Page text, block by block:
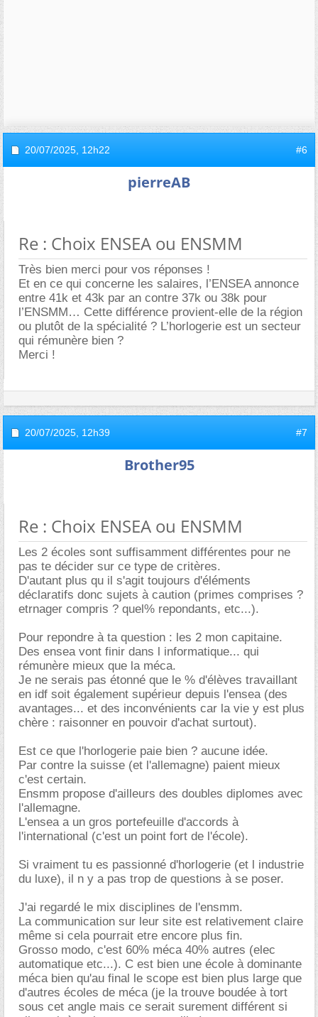
20/07/2025, 12h22 #6
pierreAB
Re : Choix ENSEA ou ENSMM
Très bien merci pour vos réponses !
Et en ce qui concerne les salaires, l’ENSEA annonce
entre 41k et 43k par an contre 37k ou 38k pour
l’ENSMM… Cette différence provient-elle de la région
ou plutôt de la spécialité ? L’horlogerie est un secteur
qui rémunère bien ?
Merci !
20/07/2025, 12h39 #7
Brother95
Re : Choix ENSEA ou ENSMM
Les 2 écoles sont suffisamment différentes pour ne
pas te décider sur ce type de critères.
D'autant plus qu il s'agit toujours d'éléments
déclaratifs donc sujets à caution (primes comprises ?
etrnager compris ? quel% repondants, etc...).
Pour repondre à ta question : les 2 mon capitaine.
Des ensea vont finir dans l informatique... qui
rémunère mieux que la méca.
Je ne serais pas étonné que le % d'élèves travaillant
en idf soit également supérieur depuis l'ensea (des
avantages... et des inconvénients car la vie y est plus
chère : raisonner en pouvoir d'achat surtout).
Est ce que l'horlogerie paie bien ? aucune idée.
Par contre la suisse (et l'allemagne) paient mieux
c'est certain.
Ensmm propose d'ailleurs des doubles diplomes avec
l'allemagne.
L'ensea a un gros portefeuille d'accords à
l'international (c'est un point fort de l'école).
Si vraiment tu es passionné d'horlogerie (et l industrie
du luxe), il n y a pas trop de questions à se poser.
J'ai regardé le mix disciplines de l'ensmm.
La communication sur leur site est relativement claire
même si cela pourrait etre encore plus fin.
Grosso modo, c'est 60% méca 40% autres (elec
automatique etc...). C est bien une école à dominante
méca bien qu'au final le scope est bien plus large que
d'autres écoles de méca (je la trouve boudée à tort
sous cet angle mais ce serait surement différent si